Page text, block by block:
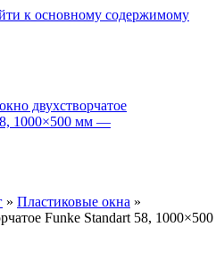
к основному содержимому
» Пластиковые окна »
Funke Standart 58, 1000×500